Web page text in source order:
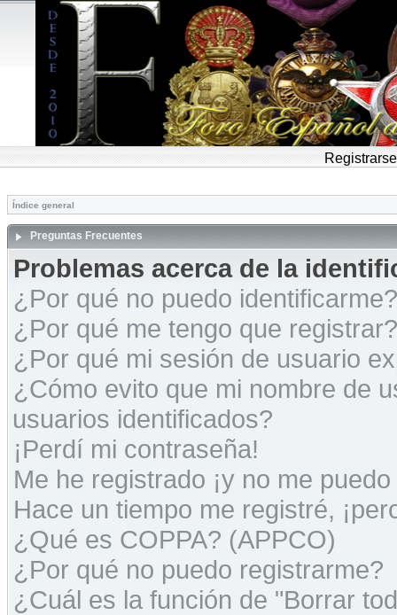
Registrarse
Índice general
Preguntas Frecuentes
Problemas acerca de la
¿Por qué no puedo identificarme?
¿Por qué me tengo que registrar?
¿Por qué mi sesión de usuario
¿Cómo evito que mi nombre de
usuarios identificados?
¡Perdí mi contraseña!
Me he registrado ¡y no me
Hace un tiempo me registré,
¿Qué es COPPA? (APPCO)
¿Por qué no puedo registrarme?
¿Cuál es la función de "Borrar